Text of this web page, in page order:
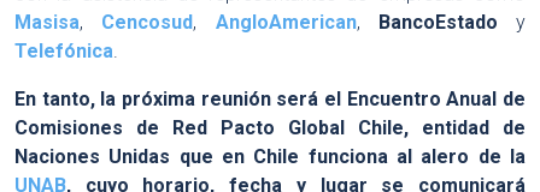
Masisa, Cencosud, AngloAmerican, BancoEstado y
Telefónica.
En tanto, la próxima reunión será el Encuentro Anual de
Comisiones de Red Pacto Global Chile, entidad de
Naciones Unidas que en Chile funciona al alero de la
UNAB, cuyo horario, fecha y lugar se comunicará